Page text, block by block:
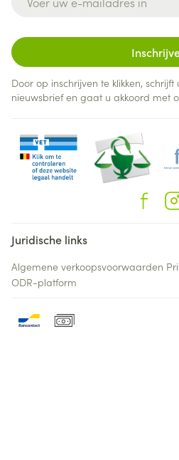
Door op inschrijven te klikken,
nieuwsbrief en gaat u akkoord met
Juridische links
Algemene verkoopsvoorwaarden
ODR-platform